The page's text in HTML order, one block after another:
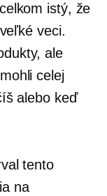
istý, že
veci.
ale
celej
alebo keď
tento
na